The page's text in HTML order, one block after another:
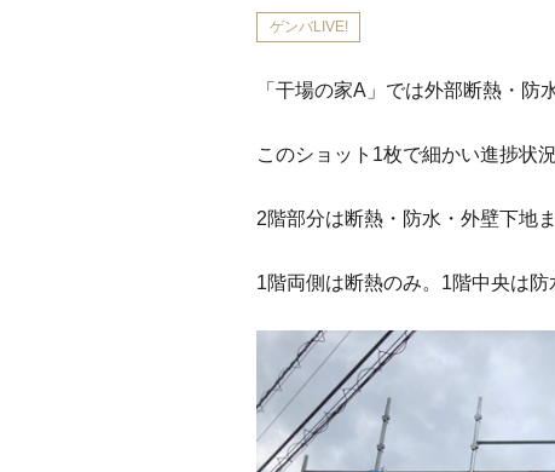
ゲンバLIVE!
「干場の家A」では外部断熱・防
このショット1枚で細かい進捗状
2階部分は断熱・防水・外壁下地ま
1階両側は断熱のみ。1階中央は防